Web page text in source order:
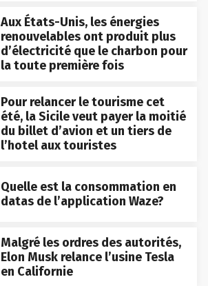
Aux États-Unis, les énergies
renouvelables ont produit plus
d’électricité que le charbon pour
la toute première fois
Pour relancer le tourisme cet
été, la Sicile veut payer la moitié
du billet d’avion et un tiers de
l’hotel aux touristes
Quelle est la consommation en
datas de l’application Waze?
Malgré les ordres des autorités,
Elon Musk relance l’usine Tesla
en Californie